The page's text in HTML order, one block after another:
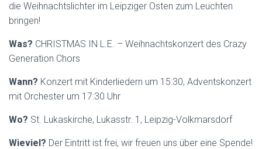
die Weihnachtslichter im Leipziger Osten zum Leuchten
bringen!
Was? CHRISTMAS IN L.E. – Weihnachtskonzert des Crazy
Generation Chors
Wann? Konzert mit Kinderliedern um 15:30, Adventskonzert
mit Orchester um 17:30 Uhr
Wo? St. Lukaskirche, Lukasstr. 1, Leipzig-Volkmarsdorf
Wieviel? Der Eintritt ist frei, wir freuen uns über eine Spende!